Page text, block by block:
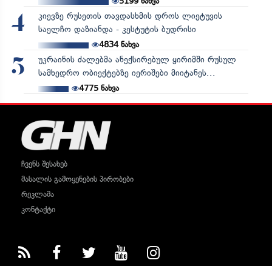
4
კიევზე რუსეთის თავდასხმის დროს ლიეტუვის
საელჩო დაზიანდა - კესტუტის ბუდრისი
4834ნახვა
5
უკრაინის ძალებმა ანექსირებულ ყირიმში რუსულ
სამხედრო ობიექტებზე იერიშები მიიტანეს...
4775ნახვა
ჩვენს შესახებ
მასალის გამოყენების პირობები
რეკლამა
კონტაქტი